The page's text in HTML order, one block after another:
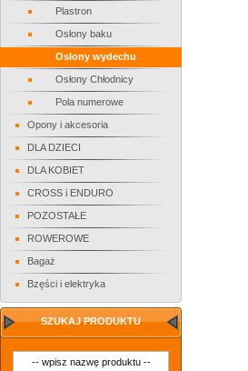
Plastron
Osłony baku
Osłony wydechu
Osłony Chłodnicy
Pola numerowe
Opony i akcesoria
DLA DZIECI
DLA KOBIET
CROSS i ENDURO
POZOSTAŁE
ROWEROWE
Bagaż
Bzęści i elektryka
SZUKAJ PRODUKTU